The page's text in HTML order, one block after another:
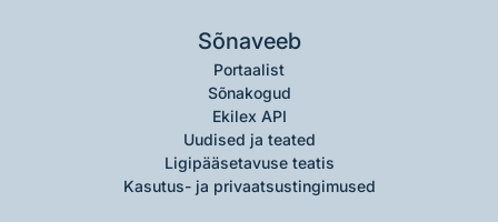
Sõnaveeb
Portaalist
Sõnakogud
Ekilex API
Uudised ja teated
Ligipääsetavuse teatis
Kasutus- ja privaatsustingimused